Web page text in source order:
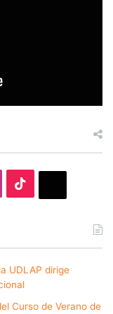
UDLAP dirige
Curso de Verano de